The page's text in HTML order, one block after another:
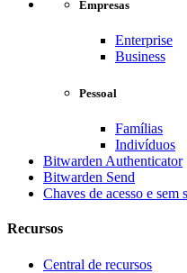
Empresas
Enterprise
Business
Pessoal
Famílias
Indivíduos
Bitwarden Authenticator
Bitwarden Send
Chaves de acesso e sem
Recursos
Central de recursos